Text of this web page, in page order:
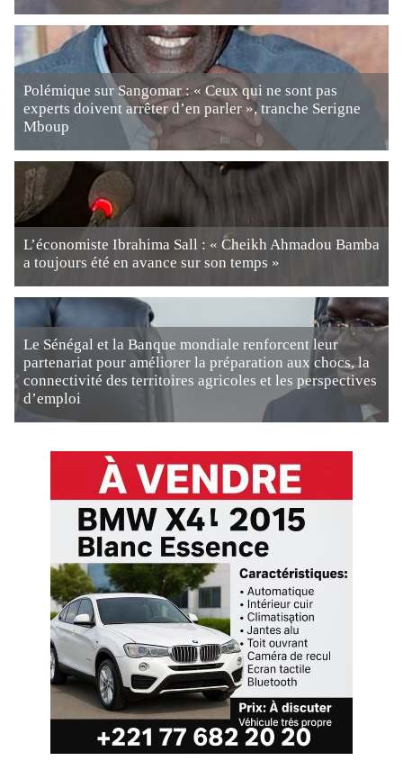
Polémique sur Sangomar : « Ceux qui ne sont pas
experts doivent arrêter d’en parler », tranche Serigne
Mboup
L’économiste Ibrahima Sall : « Cheikh Ahmadou Bamba
a toujours été en avance sur son temps »
Le Sénégal et la Banque mondiale renforcent leur
partenariat pour améliorer la préparation aux chocs, la
connectivité des territoires agricoles et les perspectives
d’emploi